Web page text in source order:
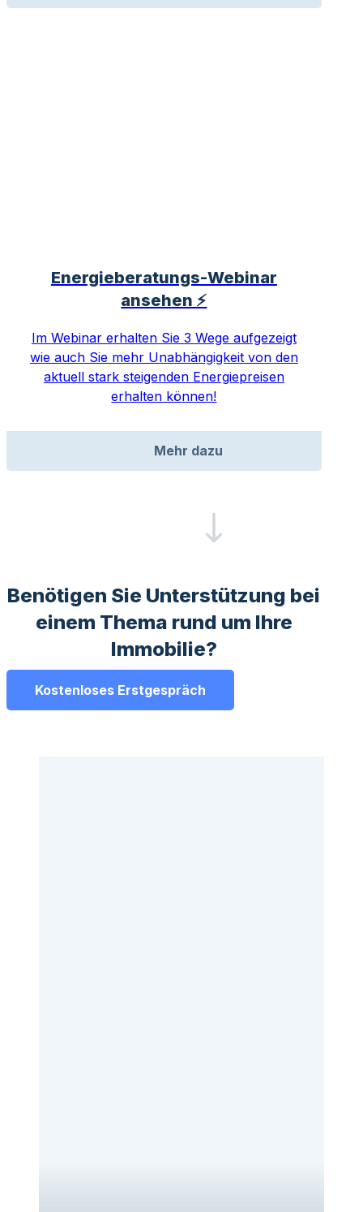
Energieberatungs-Webinar
ansehen ⚡
Im Webinar erhalten Sie 3 Wege aufgezeigt
wie auch Sie mehr Unabhängigkeit von den
aktuell stark steigenden Energiepreisen
erhalten können!
Mehr dazu
Benötigen Sie Unterstützung bei
einem Thema rund um Ihre
Immobilie?
Kostenloses Erstgespräch